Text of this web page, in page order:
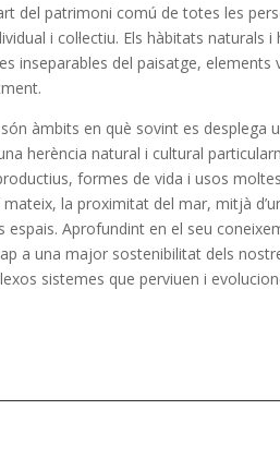
del patrimoni comú de totes les
i col·lectiu. Els hàbitats
inseparables del paisatge, elements
àmbits en què sovint es desplega
herència natural i cultural
formes de vida i usos
la proximitat del mar, mitjà
espais. Aprofundint en el seu
a una major sostenibilitat dels
sistemes que perviuen i